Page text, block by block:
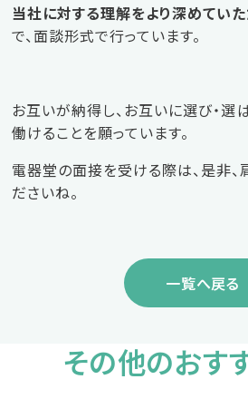
当社に対する理解をより深めてい
で、面談形式で行っています。
お互いが納得し、お互いに選び・選
働けることを願っています。
電器堂の面接を受ける際は、是非、
ださいね。
一覧へ戻る
その他のおす